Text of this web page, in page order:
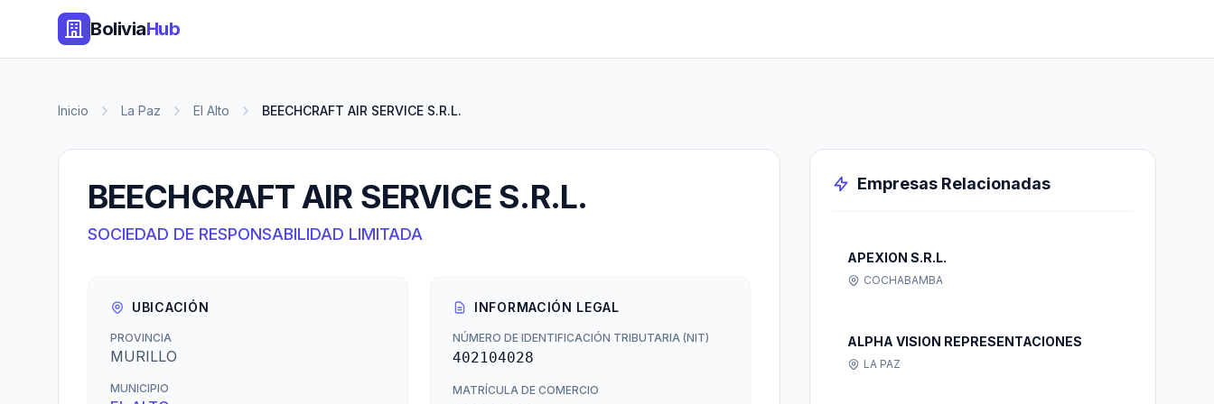
BoliviaHub
Inicio La Paz El Alto BEECHCRAFT AIR SERVICE S.R.L.
BEECHCRAFT AIR SERVICE S.R.L.
SOCIEDAD DE RESPONSABILIDAD LIMITADA
UBICACIÓN
PROVINCIA
MURILLO
MUNICIPIO
INFORMACIÓN LEGAL
NÚMERO DE IDENTIFICACIÓN TRIBUTARIA (NIT)
402104028
MATRÍCULA DE COMERCIO
Empresas Relacionadas
APEXION S.R.L.
COCHABAMBA
ALPHA VISION REPRESENTACIONES
LA PAZ